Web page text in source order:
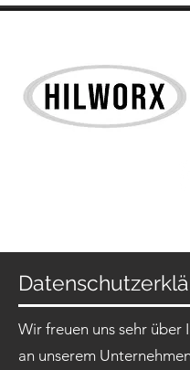
Wir freuen uns sehr über
an unserem